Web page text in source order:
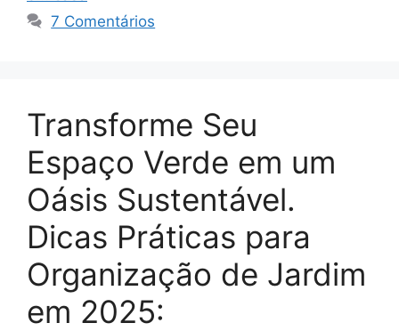
7 Comentários
Transforme Seu
Espaço Verde em um
Oásis Sustentável.
Dicas Práticas para
Organização de Jardim
em 2025: